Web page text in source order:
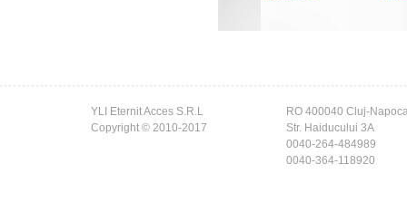
YLI Eternit Acces S.R.L
Copyright © 2010-2017
RO 400040 Cluj-
Str. Haiducului 3A
0040-264-484989
0040-364-118920